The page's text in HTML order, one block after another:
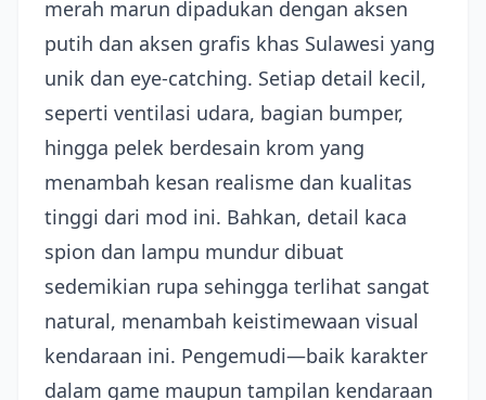
merah marun dipadukan dengan aksen
putih dan aksen grafis khas Sulawesi yang
unik dan eye-catching. Setiap detail kecil,
seperti ventilasi udara, bagian bumper,
hingga pelek berdesain krom yang
menambah kesan realisme dan kualitas
tinggi dari mod ini. Bahkan, detail kaca
spion dan lampu mundur dibuat
sedemikian rupa sehingga terlihat sangat
natural, menambah keistimewaan visual
kendaraan ini. Pengemudi—baik karakter
dalam game maupun tampilan kendaraan